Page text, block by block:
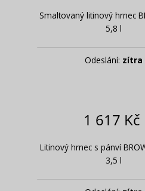
Smaltovaný litinový hrnec
5,8 l
Odeslání: zítra
1 617 Kč
Litinový hrnec s pánví
3,5 l